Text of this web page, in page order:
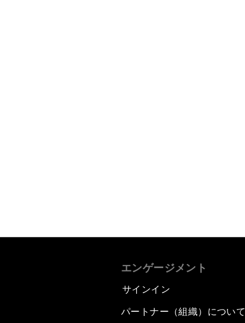
エンゲージメント
サインイン
パートナー（組織）について